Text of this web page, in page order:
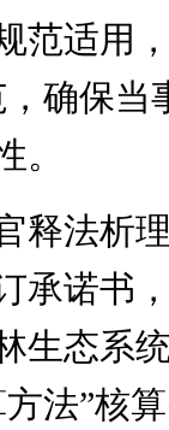
范适用
确保当
。
法析理
承诺书
生态系
法”核